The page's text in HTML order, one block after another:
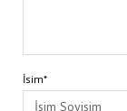
İsim*